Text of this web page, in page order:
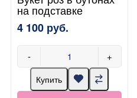
на подставке
4 100 руб.
- +
Купить